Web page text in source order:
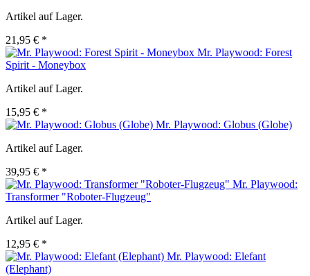
Artikel auf Lager.
21,95 € *
Mr. Playwood: Forest
Spirit - Moneybox
Artikel auf Lager.
15,95 € *
Mr. Playwood: Globus (Globe)
Artikel auf Lager.
39,95 € *
Mr. Playwood:
Transformer "Roboter-Flugzeug"
Artikel auf Lager.
12,95 € *
Mr. Playwood: Elefant
(Elephant)